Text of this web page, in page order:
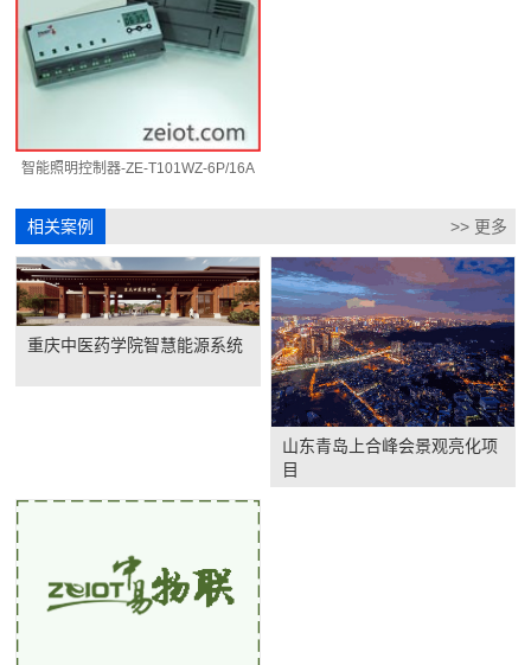
智能照明控制器-ZE-T101WZ-6P/16A
相关案例 >> 更多
重庆中医药学院智慧能源系统
山东青岛上合峰会景观亮化项
目